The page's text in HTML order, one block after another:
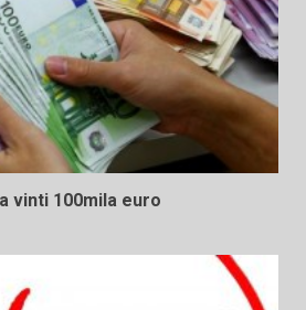
vinti 100mila euro